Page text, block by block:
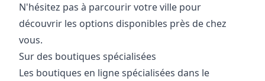
N'hésitez pas à parcourir votre ville pour
découvrir les options disponibles près de chez
vous.
Sur des boutiques spécialisées
Les boutiques en ligne spécialisées dans le